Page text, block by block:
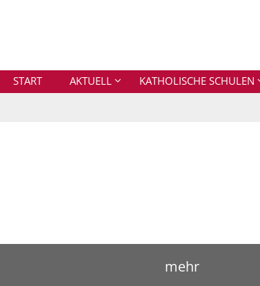
START AKTUELL KATHOLISCHE SCHULEN
mehr